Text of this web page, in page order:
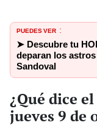
PUEDES VER :
➤ Descubre tu
deparan los
Sandoval
¿Qué dice
jueves 9 de